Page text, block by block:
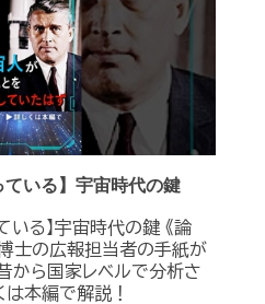
ている】宇宙時代の鍵
いる】宇宙時代の鍵 《論
博士の広報担当者の手紙が
ら国家レベルで分析さ
本編で解説！